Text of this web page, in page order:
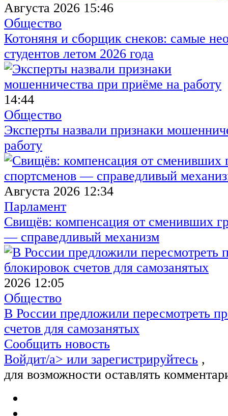
Августа 2026 15:46
Общество
Котоняня и сборщик снеков: самые
студентов летом 2026 года
14:44
Общество
Эксперты назвали признаки
работу
Августа 2026 12:34
Парламент
Свищёв: компенсация от сменивших
— справедливый механизм
2026 12:05
Общество
В России предложили пересмотреть
счетов для самозанятых
Сообщить новость
Войдит/a> или зарегистрируйтесь ,
для возможности оставлять